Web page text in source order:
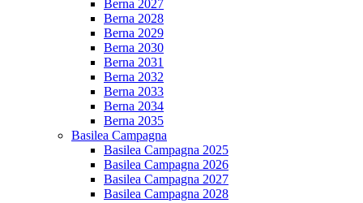
Berna 2027
Berna 2028
Berna 2029
Berna 2030
Berna 2031
Berna 2032
Berna 2033
Berna 2034
Berna 2035
Basilea Campagna
Basilea Campagna 2025
Basilea Campagna 2026
Basilea Campagna 2027
Basilea Campagna 2028